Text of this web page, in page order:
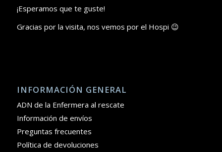
¡Esperamos que te guste!
Gracias por la visita, nos vemos por el Hospi 😉
INFORMACIÓN GENERAL
ADN de la Enfermera al rescate
Información de envíos
Preguntas frecuentes
Política de devoluciones